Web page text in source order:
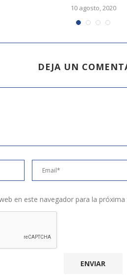
10 agosto, 2020
DEJA UN
en este navegador para la